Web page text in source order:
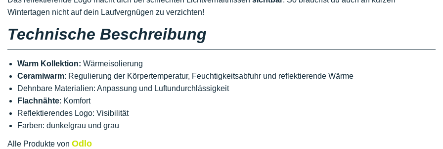
Wintertagen nicht auf dein Laufvergnügen zu verzichten!
Technische Beschreibung
Warm Kollektion: Wärmeisolierung
Ceramiwarm: Regulierung der Körpertemperatur, Feuchtigkeitsabfuhr und reflektierende Wärme
Dehnbare Materialien: Anpassung und Luftundurchlässigkeit
Flachnähte: Komfort
Reflektierendes Logo: Visibilität
Farben: dunkelgrau und grau
Alle Produkte von Odlo